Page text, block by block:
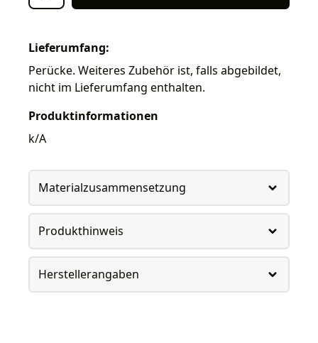
Lieferumfang:
Perücke. Weiteres Zubehör ist, falls abgebildet,
nicht im Lieferumfang enthalten.
Produktinformationen
k/A
Materialzusammensetzung
Produkthinweis
Herstellerangaben